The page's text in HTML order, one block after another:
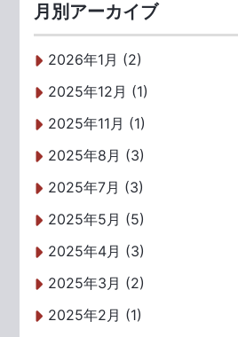
月別アーカイブ
2026年1月 (2)
2025年12月 (1)
2025年11月 (1)
2025年8月 (3)
2025年7月 (3)
2025年5月 (5)
2025年4月 (3)
2025年3月 (2)
2025年2月 (1)